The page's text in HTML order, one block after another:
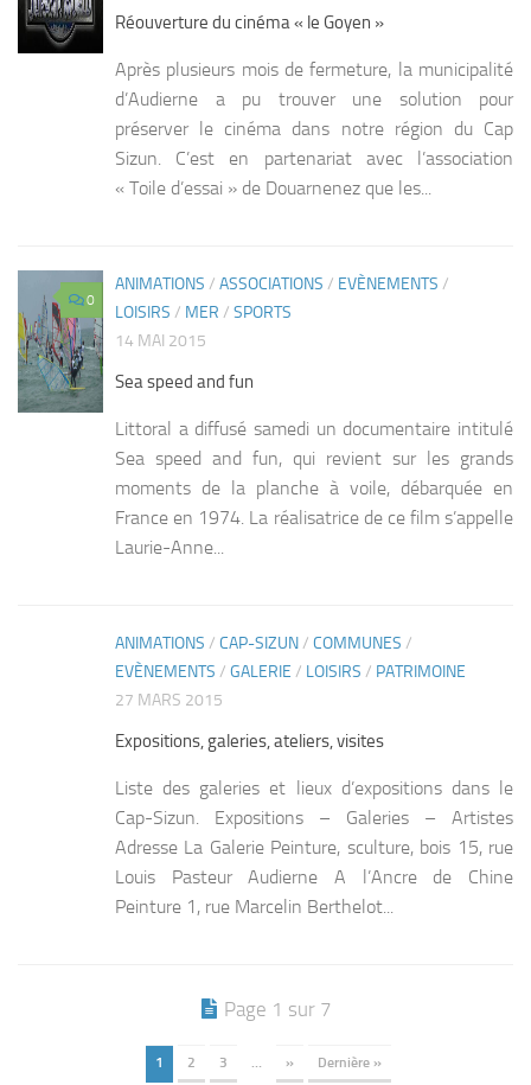
Réouverture du cinéma « le Goyen »
Après plusieurs mois de fermeture, la municipalité
d’Audierne a pu trouver une solution pour
préserver le cinéma dans notre région du Cap
Sizun. C’est en partenariat avec l’association
« Toile d’essai » de Douarnenez que les...
0
ANIMATIONS / ASSOCIATIONS / EVÈNEMENTS /
LOISIRS / MER / SPORTS
14 MAI 2015
Sea speed and fun
Littoral a diffusé samedi un documentaire intitulé
Sea speed and fun, qui revient sur les grands
moments de la planche à voile, débarquée en
France en 1974. La réalisatrice de ce film s’appelle
Laurie-Anne...
ANIMATIONS / CAP-SIZUN/ COMMUNES /
EVÈNEMENTS / GALERIE / LOISIRS / PATRIMOINE
27 MARS 2015
Expositions, galeries, ateliers, visites
Liste des galeries et lieux d’expositions dans le
Cap-Sizun. Expositions – Galeries – Artistes
Adresse La Galerie Peinture, sculture, bois 15, rue
Louis Pasteur Audierne A l’Ancre de Chine
Peinture 1, rue Marcelin Berthelot...
Page 1 sur 7
1 2 3 … » Dernière »